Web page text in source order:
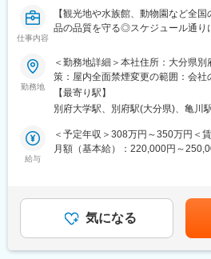
各県に営業所がある為、県外出張
担当エリアでの営業活動を中心に実
未経験の方は、慣れるまで先輩社員
★入社後1か月
・商材知識を身に着ける（「建材の
からスタートし、メーカーさんの勉
★3か月～半年
福岡市天神に本社を構える、インテ
カーと内装業者との橋渡しを担って
ップクラスです。
地域に密着した営業活動と 迅速な
仕事内容
【観光地や水族館、動物園など全
品の品質を守る◎スケジュール通り
■入社後について：
先輩社員が同行し、OJT形式で手厚
■業務内容：
◆品質管理
・サンプルや量産品の確認（デザイ
・不良指示書の作成
・サンプル保管、管理
勤務地
＜勤務地詳細＞本社住所：大分県
策：屋内全面禁煙変更の範囲：会社
【最寄り駅】
別府大学駅、別府駅(大分県)、亀川
給与
＜予定年収＞308万円～350万円＜
月額（基本給）：220,000円～
給(月額)は固定手当を含めた表記です
気になる